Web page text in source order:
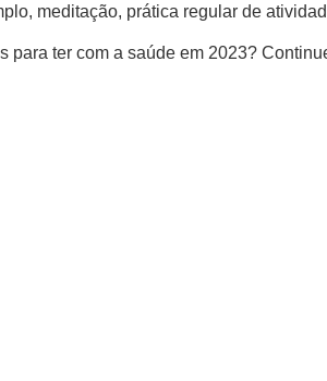
meditação, prática regular de
para ter com a saúde em 2023?